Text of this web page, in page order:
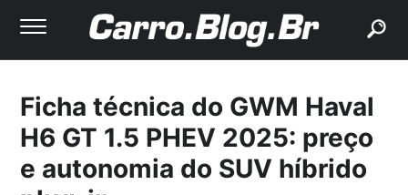
Ficha técnica do GWM Haval
H6 GT 1.5 PHEV 2025: preço
e autonomia do SUV híbrido